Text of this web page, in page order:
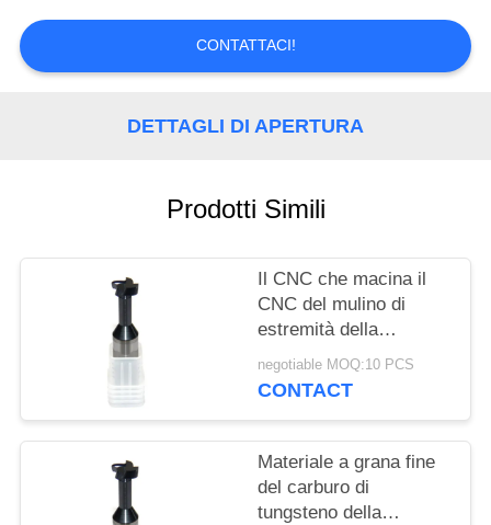
MAPPA
DEL
CONTATTACI!
DETTAGLI DI APERTURA
Prodotti Simili
Il CNC che macina il
CNC del mulino di
estremità della
scanalatura di T foggia
la fresa di conclusione
scanalatura di T
negotiable MOQ:10 PCS
CONTACT
Materiale a grana fine
del carburo di
tungsteno della